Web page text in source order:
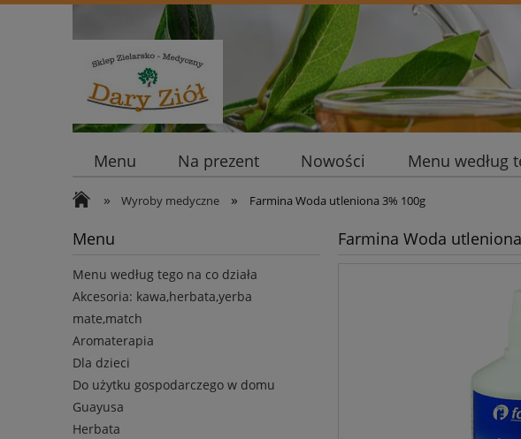
Menu Na prezent Nowości Menu według
» Wyroby medyczne » Farmina Woda utleniona 3% 100g
Menu
Menu według tego na co działa
Akcesoria: kawa,herbata,yerba
mate,match
Aromaterapia
Dla dzieci
Do użytku gospodarczego w domu
Guayusa
Herbata
Farmina Woda